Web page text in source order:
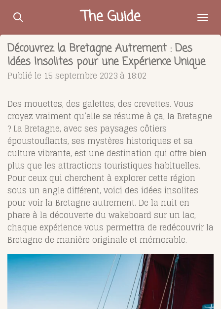
Passer
contenu
principal
The Guide
Découvrez la Bretagne Autrement : Des
Idées Insolites pour une Expérience Unique
Publié le 15 septembre 2023 à 18:02
Des mouettes, des galettes, des crevettes. Vous
croyez vraiment qu’elle se résume à ça, la Bretagne
? La Bretagne, avec ses paysages côtiers
époustouflants, ses mystères historiques et sa
culture vibrante, est une destination qui offre bien
plus que les attractions touristiques habituelles.
Pour ceux qui cherchent à explorer cette région
sous un angle différent, voici des idées insolites
pour voir la Bretagne autrement. De la nuit en
phare à la découverte du wakeboard sur un lac,
chaque expérience vous permettra de redécouvrir la
Bretagne de manière originale et mémorable.